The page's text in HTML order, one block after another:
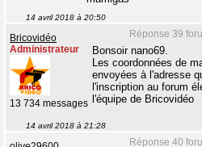
14 avril 2018 à 20:50
Réponse 39
Bricovidéo
Administrateur
13 734 messages
Bonsoir nano69.
Les coordonnées de
envoyées à l'adresse
l'inscription au forum
l'équipe de Bricovidéo
14 avril 2018 à 21:28
Réponse 40